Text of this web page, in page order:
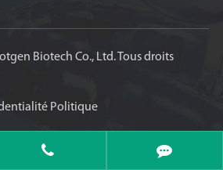
Biotech Co., Ltd.Tous droits
Politique